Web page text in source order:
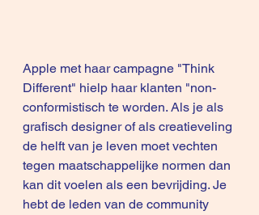
Apple met haar campagne "Think
Different" hielp haar klanten "non-
conformistisch te worden. Als je als
grafisch designer of als creatieveling
de helft van je leven moet vechten
tegen maatschappelijke normen dan
kan dit voelen als een bevrijding. Je
hebt de leden van de community